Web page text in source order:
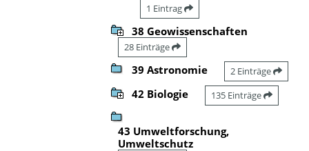
1 Eintrag
38 Geowissenschaften
28 Einträge
39 Astronomie 2 Einträge
42 Biologie 135 Einträge
43 Umweltforschung,
Umweltschutz